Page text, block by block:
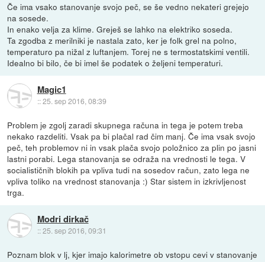
Če ima vsako stanovanje svojo peč, se še vedno nekateri grejejo
na sosede.
In enako velja za klime. Greješ se lahko na elektriko soseda.
Ta zgodba z merilniki je nastala zato, ker je folk grel na polno,
temperaturo pa nižal z luftanjem. Torej ne s termostatskimi ventili.
Idealno bi bilo, če bi imel še podatek o željeni temperaturi.
Magic1
::25. sep 2016, 08:39
Problem je zgolj zaradi skupnega računa in tega je potem treba
nekako razdeliti. Vsak pa bi plačal rad čim manj. Če ima vsak svojo
peč, teh problemov ni in vsak plača svojo položnico za plin po jasni
lastni porabi. Lega stanovanja se odraža na vrednosti le tega. V
socialističnih blokih pa vpliva tudi na sosedov račun, zato lega ne
vpliva toliko na vrednost stanovanja :) Star sistem in izkrivljenost
trga.
Modri dirkač
::25. sep 2016, 09:31
Poznam blok v lj, kjer imajo kalorimetre ob vstopu cevi v stanovanje